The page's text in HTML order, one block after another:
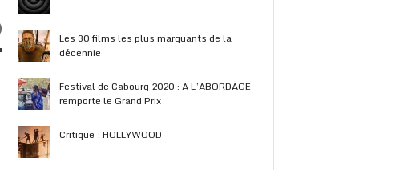
Les 30 films les plus marquants de la
décennie
Festival de Cabourg 2020 : A L’ABORDAGE
remporte le Grand Prix
Critique : HOLLYWOOD